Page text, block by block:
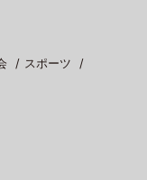
スポーツ